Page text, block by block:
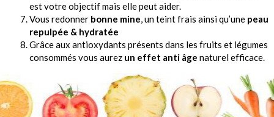
est votre objectif mais elle peut aider.
Vous redonner bonne mine, un teint frais ainsi qu’une peau
repulpée & hydratée
Grâce aux antioxydants présents dans les fruits et légumes
consommés vous aurez un effet anti âge naturel efficace.